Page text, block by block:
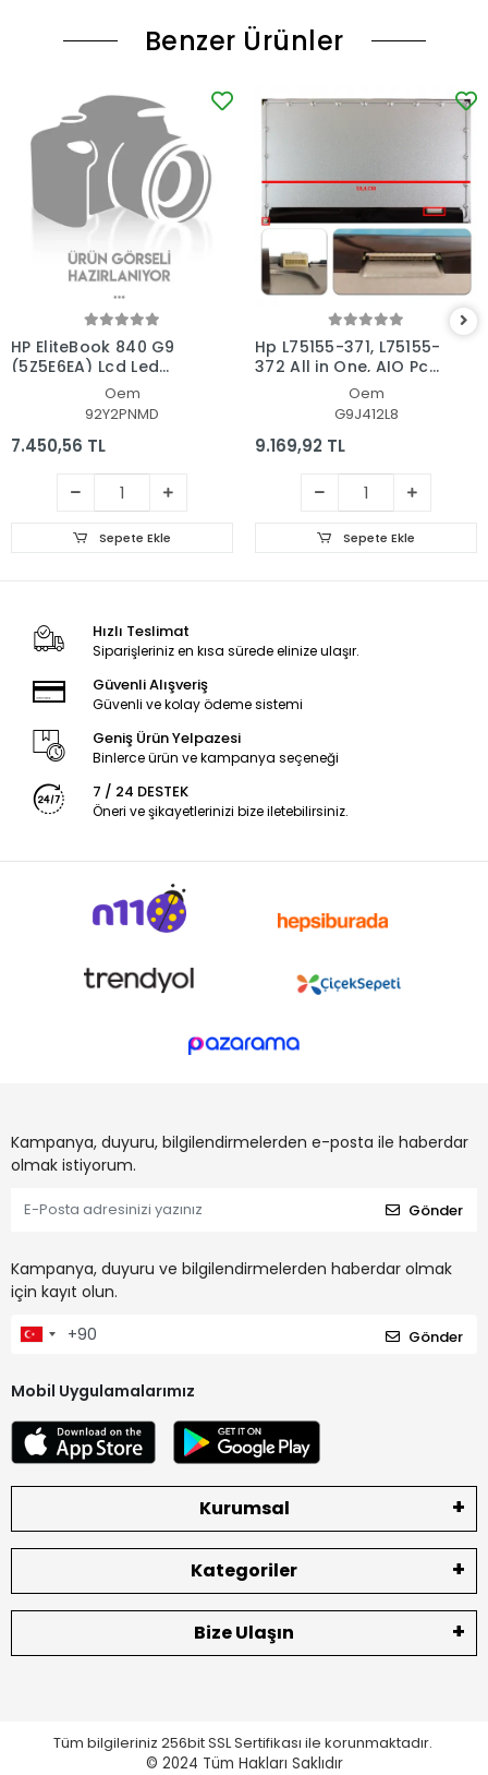
Benzer Ürünler
HP EliteBook 840 G9
(5Z5E6EA) Lcd Led
Ekran - PanelOem
92Y2PNMD
7.450,56 TL
Sepete Ekle
Hp L75155-371, L75155-
372 All in One, AIO Pc
Ekran - PanelOem
G9J412L8
9.169,92 TL
Sepete Ekle
Hızlı Teslimat
Siparişleriniz en kısa sürede elinize ulaşır.
Güvenli Alışveriş
Güvenli ve kolay ödeme sistemi
Geniş Ürün Yelpazesi
Binlerce ürün ve kampanya seçeneği
7 / 24 DESTEK
Öneri ve şikayetlerinizi bize iletebilirsiniz.
Kampanya, duyuru, bilgilendirmelerden e-posta ile haberdar
olmak istiyorum.
Gönder
Kampanya, duyuru ve bilgilendirmelerden haberdar olmak
için kayıt olun.
Gönder
Mobil Uygulamalarımız
Kurumsal
Kategoriler
Bize Ulaşın
Tüm bilgileriniz 256bit SSL Sertifikası ile korunmaktadır.
© 2024 Tüm Hakları Saklıdır